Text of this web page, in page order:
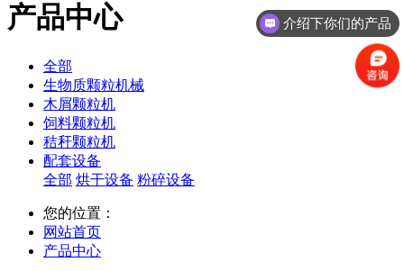
产品中心
全部
生物质颗粒机械
木屑颗粒机
饲料颗粒机
秸秆颗粒机
配套设备
全部 烘干设备 粉碎设备
您的位置：
网站首页
产品中心
介绍下你们的产品